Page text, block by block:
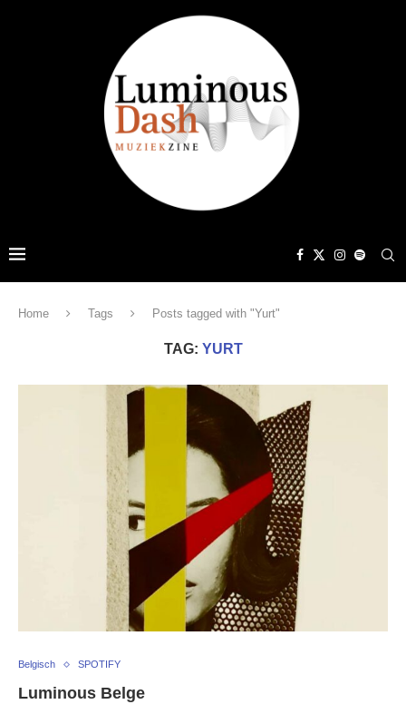
Home Tags Posts tagged with "Yurt"
TAG: YURT
Belgisch SPOTIFY
Luminous Belge